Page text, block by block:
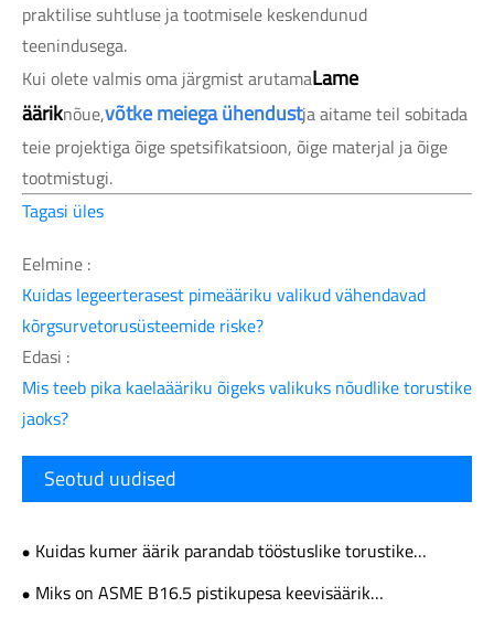
praktilise suhtluse ja tootmisele keskendunud
teenindusega.
Kui olete valmis oma järgmist arutamaLame
ääriknõue,võtke meiega ühendustja aitame teil sobitada
teie projektiga õige spetsifikatsioon, õige materjal ja õige
tootmistugi.
Tagasi üles
Eelmine :
Kuidas legeerterasest pimeääriku valikud vähendavad
kõrgsurvetorusüsteemide riske?
Edasi :
Mis teeb pika kaelaääriku õigeks valikuks nõudlike torustike
jaoks?
Seotud uudised
Kuidas kumer äärik parandab tööstuslike torustike
jõudlust ja ühenduse töökindlust
Miks on ASME B16.5 pistikupesa keevisäärik